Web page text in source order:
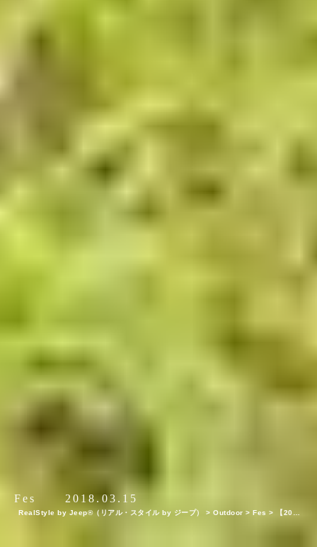
Fes 2018.03.15
RealStyle by Jeep®（リアル・スタイル by ジープ） >Outdoor >Fes >
【2018